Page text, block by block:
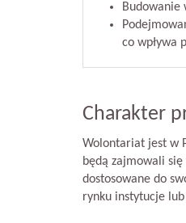
Budowanie
co wpływa
Charakter
Wolontariat jest w
będą zajmowali
dostosowane do
rynku instytucje lub